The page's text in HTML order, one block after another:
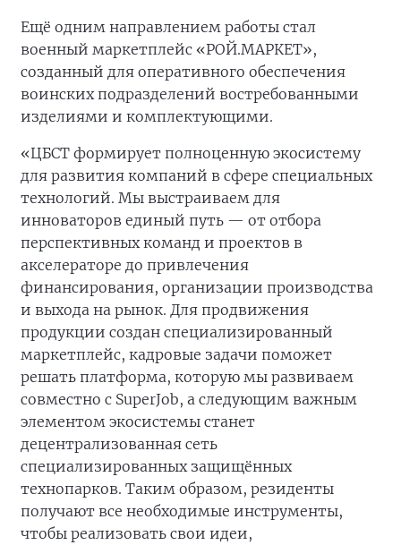
Ещё одним направлением работы стал
военный маркетплейс «РОЙ.МАРКЕТ»,
созданный для оперативного обеспечения
воинских подразделений востребованными
изделиями и комплектующими.
«ЦБСТ формирует полноценную экосистему
для развития компаний в сфере специальных
технологий. Мы выстраиваем для
инноваторов единый путь — от отбора
перспективных команд и проектов в
акселераторе до привлечения
финансирования, организации производства
и выхода на рынок. Для продвижения
продукции создан специализированный
маркетплейс, кадровые задачи поможет
решать платформа, которую мы развиваем
совместно с SuperJob, а следующим важным
элементом экосистемы станет
децентрализованная сеть
специализированных защищённых
технопарков. Таким образом, резиденты
получают все необходимые инструменты,
чтобы реализовать свои идеи,